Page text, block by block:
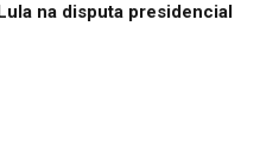
na disputa presidencial